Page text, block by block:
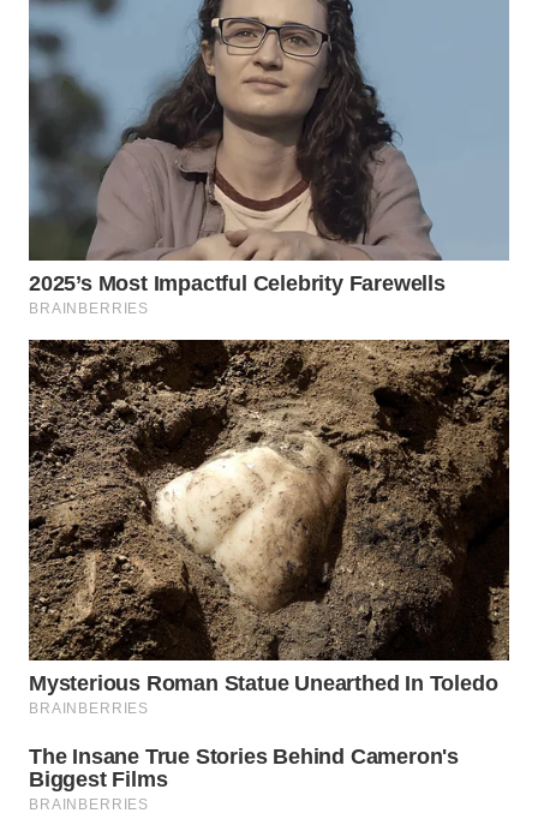
WAHANA
ADVOKAT
WAHANA
INFRASTRUKTUR
WAHANA
KONSUMEN
WAHANA
LISTRIK
WAHANA
TRAVEL
WAHANA
TV
WAHANANEWS
ID
CO ID
WAHANANEWS
NET